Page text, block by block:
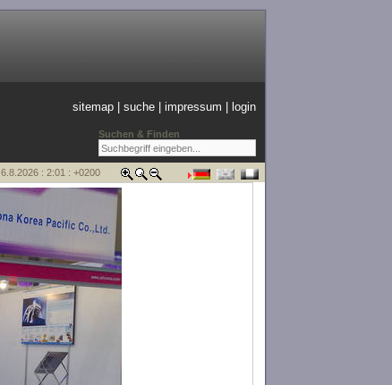
Suchen & Finden
sitemap |suche |impressum login
6.8.2026 : 2:01 : +0200